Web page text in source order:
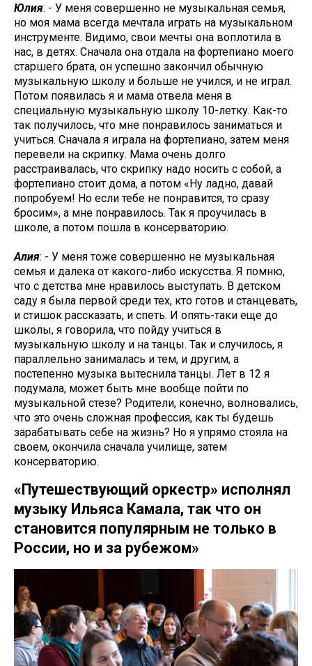
Юлия: - У меня совершенно не музыкальная семья,
но моя мама всегда мечтала играть на музыкальном
инструменте. Видимо, свои мечты она воплотила в
нас, в детях. Сначала она отдала на фортепиано моего
старшего брата, он успешно закончил обычную
музыкальную школу и больше не учился, и не играл.
Потом появилась я и мама отвела меня в
специальную музыкальную школу 10-летку. Как-то
так получилось, что мне понравилось заниматься и
учиться. Сначала я играла на фортепиано, затем меня
перевели на скрипку. Мама очень долго
расстраивалась, что скрипку надо носить с собой, а
фортепиано стоит дома, а потом «Ну ладно, давай
попробуем! Но если тебе не понравится, то сразу
бросим», а мне понравилось. Так я проучилась в
школе, а потом пошла в консерваторию.
Алия: - У меня тоже совершенно не музыкальная
семья и далека от какого-либо искусства. Я помню,
что с детства мне нравилось выступать. В детском
саду я была первой среди тех, кто готов и станцевать,
и стишок рассказать, и спеть. И опять-таки еще до
школы, я говорила, что пойду учиться в
музыкальную школу и на танцы. Так и случилось, я
параллельно занималась и тем, и другим, а
постепенно музыка вытеснила танцы. Лет в 12 я
подумала, может быть мне вообще пойти по
музыкальной стезе? Родители, конечно, волновались,
что это очень сложная профессия, как ты будешь
зарабатывать себе на жизнь? Но я упрямо стояла на
своем, окончила сначала училище, затем
консерваторию.
«Путешествующий оркестр» исполнял
музыку Ильяса Камала, так что он
становится популярным не только в
России, но и за рубежом»